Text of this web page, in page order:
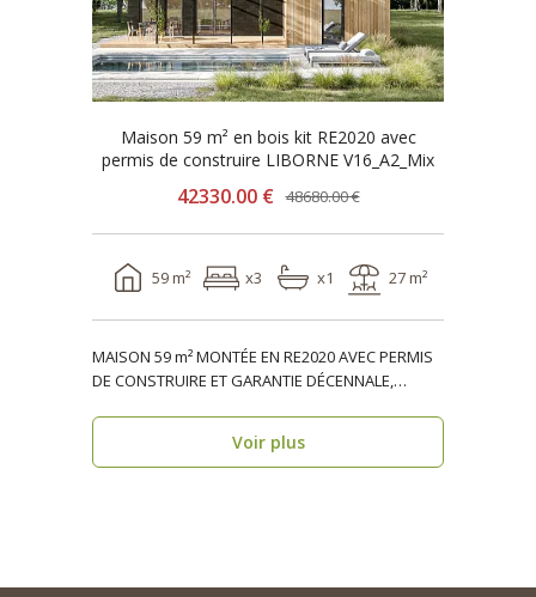
Maison 59 m² en bois kit RE2020 avec
permis de construire LIBORNE V16_A2_Mix
42330.00 € 48680.00 €
59 m² x3 x1 27 m²
MAISON 59 m² MONTÉE EN RE2020 AVEC PERMIS
DE CONSTRUIRE ET GARANTIE DÉCENNALE,
Voir plus